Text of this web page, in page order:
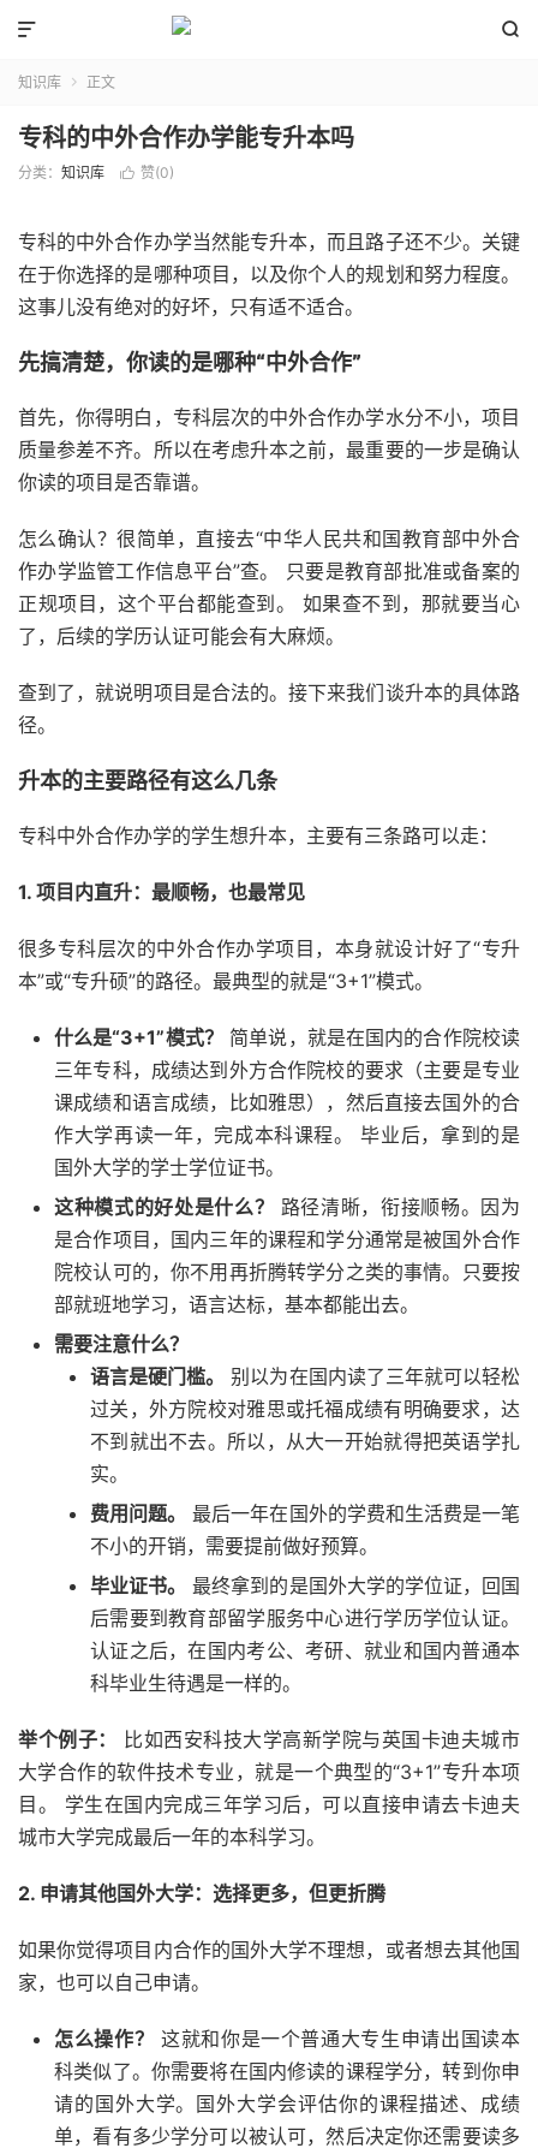


知识库  正文
专科的中外合作办学能专升本吗
分类： 知识库  赞(0)
专科的中外合作办学当然能专升本，而且路子还不少。关键
在于你选择的是哪种项目，以及你个人的规划和努力程度。
这事儿没有绝对的好坏，只有适不适合。
先搞清楚，你读的是哪种“中外合作”
首先，你得明白，专科层次的中外合作办学水分不小，项目
质量参差不齐。所以在考虑升本之前，最重要的一步是确认
你读的项目是否靠谱。
怎么确认？很简单，直接去“中华人民共和国教育部中外合
作办学监管工作信息平台”查。 只要是教育部批准或备案的
正规项目，这个平台都能查到。 如果查不到，那就要当心
了，后续的学历认证可能会有大麻烦。
查到了，就说明项目是合法的。接下来我们谈升本的具体路
径。
升本的主要路径有这么几条
专科中外合作办学的学生想升本，主要有三条路可以走：
1. 项目内直升：最顺畅，也最常见
很多专科层次的中外合作办学项目，本身就设计好了“专升
本”或“专升硕”的路径。最典型的就是“3+1”模式。
什么是“3+1”模式？
简单说，就是在国内的合作院校读
三年专科，成绩达到外方合作院校的要求（主要是专业
课成绩和语言成绩，比如雅思），然后直接去国外的合
作大学再读一年，完成本科课程。 毕业后，拿到的是
国外大学的学士学位证书。
这种模式的好处是什么？
路径清晰，衔接顺畅。因为
是合作项目，国内三年的课程和学分通常是被国外合作
院校认可的，你不用再折腾转学分之类的事情。只要按
部就班地学习，语言达标，基本都能出去。
需要注意什么？
语言是硬门槛。
别以为在国内读了三年就可以轻松
过关，外方院校对雅思或托福成绩有明确要求，达
不到就出不去。所以，从大一开始就得把英语学扎
实。
费用问题。
最后一年在国外的学费和生活费是一笔
不小的开销，需要提前做好预算。
毕业证书。
最终拿到的是国外大学的学位证，回国
后需要到教育部留学服务中心进行学历学位认证。
认证之后，在国内考公、考研、就业和国内普通本
科毕业生待遇是一样的。
举个例子：
比如西安科技大学高新学院与英国卡迪夫城市
大学合作的软件技术专业，就是一个典型的“3+1”专升本项
目。 学生在国内完成三年学习后，可以直接申请去卡迪夫
城市大学完成最后一年的本科学习。
2. 申请其他国外大学：选择更多，但更折腾
如果你觉得项目内合作的国外大学不理想，或者想去其他国
家，也可以自己申请。
怎么操作？
这就和你是一个普通大专生申请出国读本
科类似了。你需要将在国内修读的课程学分，转到你申
请的国外大学。国外大学会评估你的课程描述、成绩
单，看有多少学分可以被认可，然后决定你还需要读多